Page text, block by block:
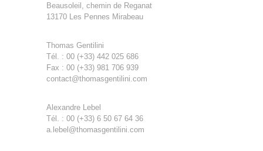
Beausoleil, chemin de Reganat
13170 Les Pennes Mirabeau
Thomas Gentilini
Tél. : 00 (+33) 442 025 686
Fax : 00 (+33) 981 706 939
contact@thomasgentilini.com
Alexandre Lebel
Tél. : 00 (+33) 6 50 67 64 36
a.lebel@thomasgentilini.com